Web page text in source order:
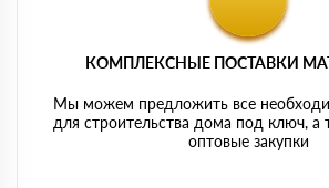
КОМПЛЕКСНЫЕ ПОСТАВКИ
Мы можем предложить все
для строительства дома под ключ, а
оптовые закупки